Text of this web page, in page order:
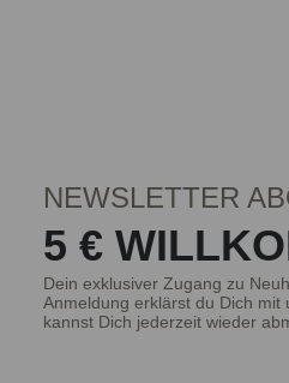
Die
der
NEWSLETTER
5 €
Dein exklusiver Zugang zu
Anmeldung erklärst du Dich mit
kannst Dich jederzeit wieder